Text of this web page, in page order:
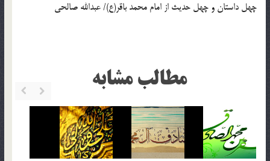
چهل داستان و چهل حديث از امام محمد باقر(ع)/ عبدالله صالحي
مطالب مشابه